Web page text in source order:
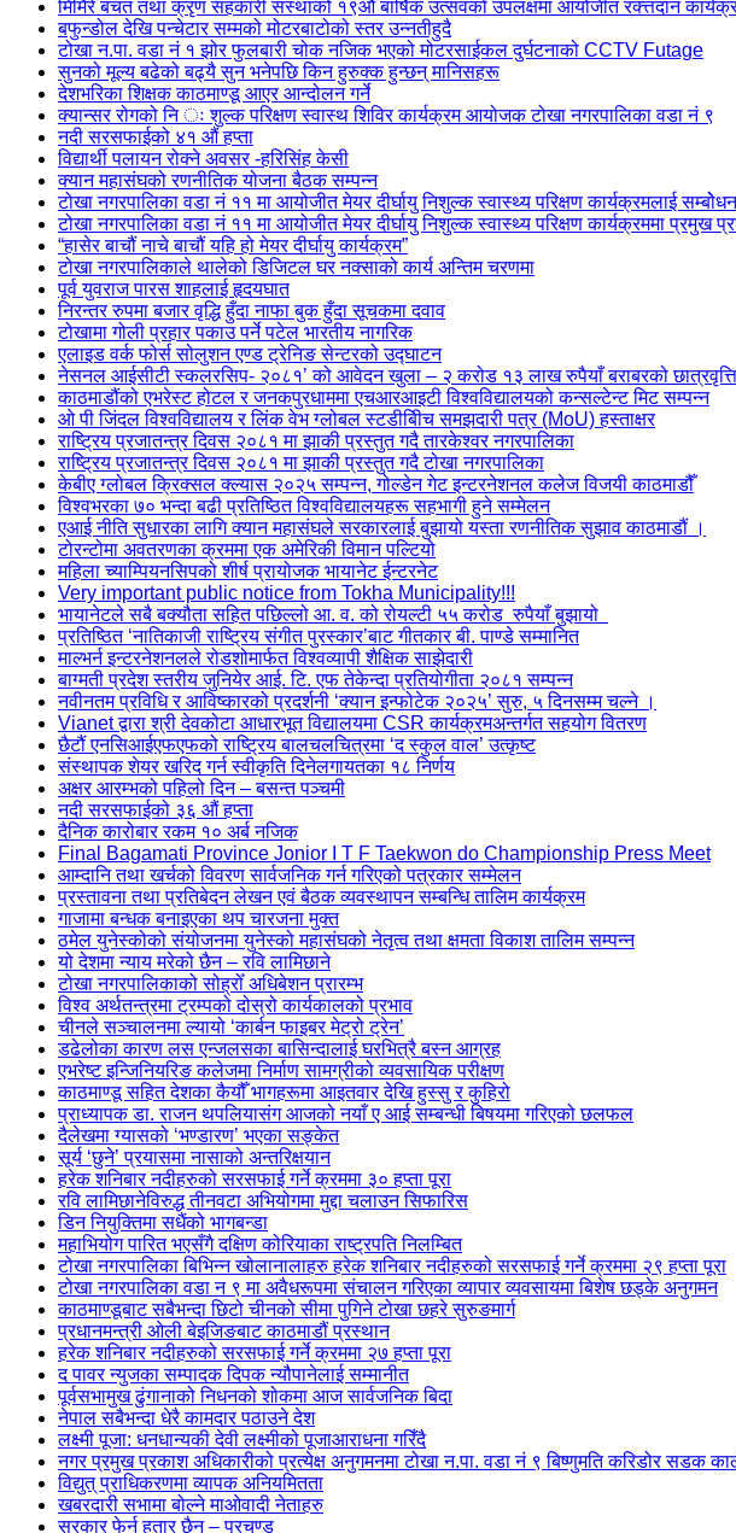
मिर्मिरे बचत तथा क्रृण सहकारी संस्थाको १९औं बार्षिक उत्सवको उपलक्षमा आयोजीत रक्त्तदान
बफुन्डोल देखि पन्चेटार सम्मको मोटरबाटोको स्तर उन्नतीहुदै
टोखा न.पा. वडा नं १ झोर फुलबारी चोक नजिक भएको मोटरसाईकल दुर्घटनाको CCTV Futage
सुनको मूल्य बढेको बढ्यै सुन भनेपछि किन हुरुक्क हुन्छन् मानिसहरू
देशभरिका शिक्षक काठमाण्डू आएर आन्दोलन गर्ने
क्यान्सर रोगको नि ः शुल्क परिक्षण स्वास्थ शिविर कार्यक्रम आयोजक टोखा नगरपालिका वडा नं ९
नदी सरसफाईको ४१ औं हप्ता
विद्यार्थी पलायन रोक्ने अवसर -हरिसिंह केसी
क्यान महासंघको रणनीतिक योजना बैठक सम्पन्न
टोखा नगरपालिका वडा नं ११ मा आयोजीत मेयर दीर्घायु निशुल्क स्वास्थ्य परिक्षण कार्यक्रमलाई
टोखा नगरपालिका वडा नं ११ मा आयोजीत मेयर दीर्घायु निशुल्क स्वास्थ्य परिक्षण कार्यक्रममा प्रमुख
“हासेर बाचौं नाचे बाचौं यहि हो मेयर दीर्घायु कार्यक्रम”
टोखा नगरपालिकाले थालेको डिजिटल घर नक्साको कार्य अन्तिम चरणमा
पूर्व युवराज पारस शाहलाई हृदयघात
निरन्तर रुपमा बजार वृद्धि हुँदा नाफा बुक हुँदा सूचकमा दवाव
टोखामा गोली प्रहार पकाउ पर्ने पटेल भारतीय नागरिक
एलाइड वर्क फोर्स सोलुशन एण्ड ट्रेनिङ सेन्टरको उद्घाटन
नेसनल आईसीटी स्कलरसिप- २०८१’ को आवेदन खुला – २ करोड १३ लाख रुपैयाँ बराबरको छात्रवृत्ति
काठमाडौंको एभरेस्ट होटल र जनकपुरधाममा एचआरआइटी विश्वविद्यालयको कन्सल्टेन्ट मिट सम्पन्न
ओ पी जिंदल विश्वविद्यालय र लिंक वेभ ग्लोबल स्टडीबीिच समझदारी पत्र (MoU) हस्ताक्षर
राष्ट्रिय प्रजातन्त्र दिवस २०८१ मा झाकी प्रस्तुत गदै तारकेश्वर नगरपालिका
राष्ट्रिय प्रजातन्त्र दिवस २०८१ मा झाकी प्रस्तुत गदै टोखा नगरपालिका
केबीए ग्लोबल क्रिक्सल क्ल्यास २०२५ सम्पन्न, गोल्डेन गेट इन्टरनेशनल कलेज विजयी काठमाडौँ
विश्वभरका ७० भन्दा बढी प्रतिष्ठित विश्वविद्यालयहरू सहभागी हुने सम्मेलन
एआई नीति सुधारका लागि क्यान महासंघले सरकारलाई बुझायो यस्ता रणनीतिक सुझाव काठमाडौं ।
टोरन्टोमा अवतरणका क्रममा एक अमेरिकी विमान पल्टियो
महिला च्याम्पियनसिपको शीर्ष प्रायोजक भायानेट ईन्टरनेट
Very important public notice from Tokha Municipality!!!
भायानेटले सबै बक्यौता सहित पछिल्लो आ. व. को रोयल्टी ५५ करोड रुपैयाँ बुझायो
प्रतिष्ठित ‘नातिकाजी राष्ट्रिय संगीत पुरस्कार’बाट गीतकार बी. पाण्डे सम्मानित
माल्भर्न इन्टरनेशनलले रोडशोमार्फत विश्वव्यापी शैक्षिक साझेदारी
बाग्मती प्रदेश स्तरीय जुनियेर आई. टि. एफ तेकेन्दा प्रतियोगीता २०८१ सम्पन्न
नवीनतम प्रविधि र आविष्कारको प्रदर्शनी ‘क्यान इन्फोटेक २०२५’ सुरु, ५ दिनसम्म चल्ने ।
Vianet द्वारा श्री देवकोटा आधारभूत विद्यालयमा CSR कार्यक्रमअन्तर्गत सहयोग वितरण
छैटौं एनसिआईएफएफको राष्ट्रिय बालचलचित्रमा ‘द स्कुल वाल’ उत्कृष्ट
संस्थापक शेयर खरिद गर्न स्वीकृति दिनेलगायतका १८ निर्णय
अक्षर आरम्भको पहिलो दिन – बसन्त पञ्चमी
नदी सरसफाईको ३६ औं हप्ता
दैनिक कारोबार रकम १० अर्ब नजिक
Final Bagamati Province Jonior I T F Taekwon do Championship Press Meet
आम्दानि तथा खर्चको विवरण सार्वजनिक गर्न गरिएको पत्रकार सम्मेलन
प्रस्तावना तथा प्रतिबेदन लेखन एवं बैठक व्यवस्थापन सम्बन्धि तालिम कार्यक्रम
गाजामा बन्धक बनाइएका थप चारजना मुक्त
ठमेल युनेस्कोको संयोजनमा युनेस्को महासंघको नेतृत्व तथा क्षमता विकाश तालिम सम्पन्न
यो देशमा न्याय मरेको छैन – रवि लामिछाने
टोखा नगरपालिकाको सोह्रोँ अधिबेशन प्रारम्भ
विश्व अर्थतन्त्रमा ट्रम्पको दोस्रो कार्यकालको प्रभाव
चीनले सञ्चालनमा ल्यायो ‘कार्बन फाइबर मेट्रो ट्रेन’
डढेलोका कारण लस एन्जलसका बासिन्दालाई घरभित्रै बस्न आग्रह
एभरेष्ट इन्जिनियरिङ कलेजमा निर्माण सामग्रीको व्यवसायिक परीक्षण
काठमाण्डू सहित देशका कैयौँ भागहरूमा आइतवार देखि हुस्सु र कुहिरो
प्राध्यापक डा. राजन थपलियासंग आजको नयाँ ए आई सम्बन्धी बिषयमा गरिएको छलफल
दैलेखमा ग्यासको ‘भण्डारण’ भएका सङ्केत
सूर्य ‘छुने’ प्रयासमा नासाको अन्तरिक्षयान
हरेक शनिबार नदीहरुको सरसफाई गर्ने क्रममा ३० हप्ता पूरा
रवि लामिछानेविरुद्ध तीनवटा अभियोगमा मुद्दा चलाउन सिफारिस
डिन नियुक्तिमा सधैंको भागबन्डा
महाभियोग पारित भएसँगै दक्षिण कोरियाका राष्ट्रपति निलम्बित
टोखा नगरपालिका बिभिन्न खोलानालाहरु हरेक शनिबार नदीहरुको सरसफाई गर्ने क्रममा २९ हप्ता पूरा
टोखा नगरपालिका वडा न ९ मा अवैधरूपमा संचालन गरिएका व्यापार व्यवसायमा बिशेष छड्के अनुगमन
काठमाण्डूबाट सबैभन्दा छिटो चीनको सीमा पुगिने टोखा छहरे सुरुङमार्ग
प्रधानमन्त्री ओली बेइजिङबाट काठमाडौं प्रस्थान
हरेक शनिबार नदीहरुको सरसफाई गर्ने क्रममा २७ हप्ता पूरा
द पावर न्युजका सम्पादक दिपक न्यौपानेलाई सम्मानीत
पूर्वसभामुख ढुंगानाको निधनको शोकमा आज सार्वजनिक बिदा
नेपाल सबैभन्दा धेरै कामदार पठाउने देश
लक्ष्मी पूजा: धनधान्यकी देवी लक्ष्मीको पूजाआराधना गरिँदै
नगर प्रमुख प्रकाश अधिकारीको प्रत्येक्ष अनुगमनमा टोखा न.पा. वडा नं ९ बिष्णुमति करिडोर सडक
विद्युत् प्राधिकरणमा व्यापक अनियमितता
खबरदारी सभामा बोल्ने माओवादी नेताहरु
सरकार फेर्न हतार छैन – प्रचण्ड